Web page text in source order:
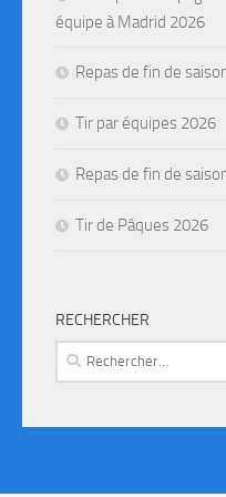
équipe à Madrid 2026
Repas de fin de
Tir par équipes 2026
Repas de fin de
Tir de Pâques 2026
RECHERCHER